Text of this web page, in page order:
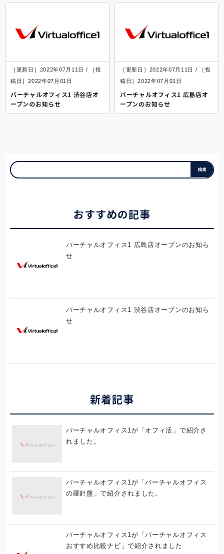
［更新日］2022年07月11日 / ［投
稿日］2022年07月01日
バーチャルオフィス1 渋谷店オ
ープンのお知らせ
［更新日］2022年07月11日 / ［投
稿日］2022年07月01日
バーチャルオフィス1 広島店オ
ープンのお知らせ
おすすめの記事
バーチャルオフィス1 広島店オープンのお知ら
せ
バーチャルオフィス1 渋谷店オープンのお知ら
せ
新着記事
バーチャルオフィス1が「オフィ活」で紹介さ
れました。
バーチャルオフィス1が「バーチャルオフィス
の羅針盤」で紹介されました。
バーチャルオフィス1が「バーチャルオフィス
おすすめ比較ナビ」で紹介されました